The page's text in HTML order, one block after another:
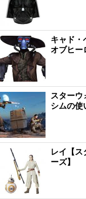
キャド
オブヒー
スター
シムの使
レイ【
ーズ】